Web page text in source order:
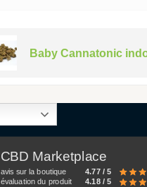
Baby Cannatonic
CBD Marketplace
avis sur la boutique
4.77 / 5
évaluation du produit
4.18 / 5